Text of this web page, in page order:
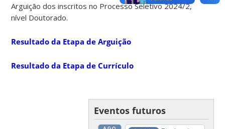
Arguição dos inscritos no Processo Seletivo 2024/2,
nível Doutorado.
Resultado da Etapa de Arguição
Resultado da Etapa de Currículo
Eventos futuros